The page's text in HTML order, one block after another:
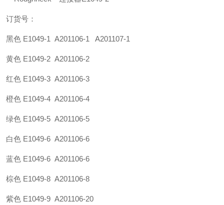
订货号：
黑色 E1049-1 A201106-1 A201107-1
黄色 E1049-2 A201106-2
红色 E1049-3 A201106-3
橙色 E1049-4 A201106-4
绿色 E1049-5 A201106-5
白色 E1049-6 A201106-6
蓝色 E1049-6 A201106-6
棕色 E1049-8 A201106-8
紫色 E1049-9 A201106-20